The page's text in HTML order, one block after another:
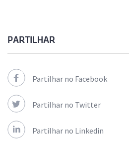
PARTILHAR
Partilhar no Facebook
Partilhar no Twitter
Partilhar no Linkedin